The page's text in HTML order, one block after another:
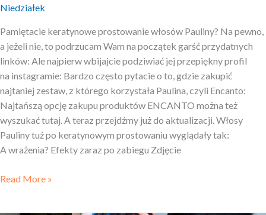
Niedziałek
Pamiętacie keratynowe prostowanie włosów Pauliny? Na pewno,
a jeżeli nie, to podrzucam Wam na początek garść przydatnych
linków: Ale najpierw wbijajcie podziwiać jej przepiękny profil
na instagramie: Bardzo często pytacie o to, gdzie zakupić
najtaniej zestaw, z którego korzystała Paulina, czyli Encanto:
Najtańszą opcję zakupu produktów ENCANTO można też
wyszukać tutaj. A teraz przejdźmy już do aktualizacji. Włosy
Pauliny tuż po keratynowym prostowaniu wyglądały tak:
A wrażenia? Efekty zaraz po zabiegu Zdjęcie
Read More »